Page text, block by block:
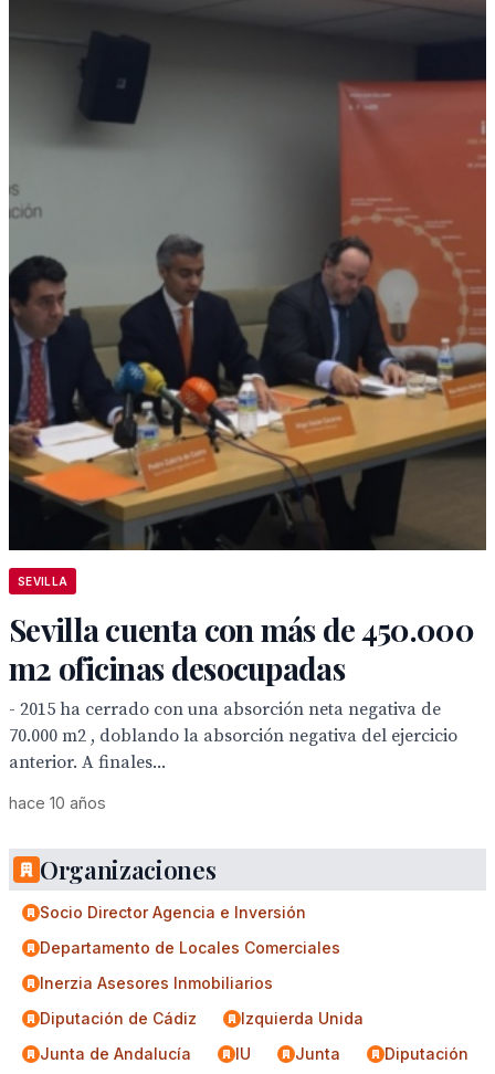
SEVILLA
Sevilla cuenta con más de 450.000
m2 oficinas desocupadas
- 2015 ha cerrado con una absorción neta negativa de
70.000 m2 , doblando la absorción negativa del ejercicio
anterior. A finales...
hace 10 años
Organizaciones
Socio Director Agencia e Inversión
Departamento de Locales Comerciales
Inerzia Asesores Inmobiliarios
Diputación de Cádiz
Izquierda Unida
Junta de Andalucía
IU Junta
Diputación